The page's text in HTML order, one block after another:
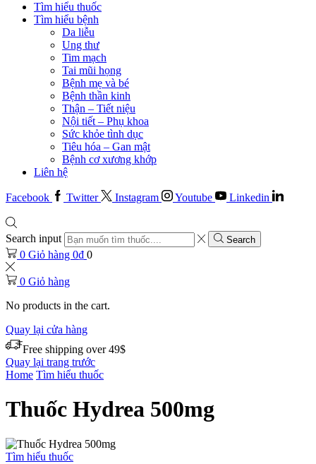
Tìm hiểu thuốc
Tìm hiểu bệnh
Da liễu
Ung thư
Tim mạch
Tai mũi họng
Bệnh mẹ và bé
Bệnh thần kinh
Thận – Tiết niệu
Nội tiết – Phụ khoa
Sức khỏe tình dục
Tiêu hóa – Gan mật
Bệnh cơ xương khớp
Liên hệ
Facebook Twitter Instagram Youtube Linkedin
Search input Search
0 Giỏ hàng 0₫ 0
0 Giỏ hàng
No products in the cart.
Quay lại cửa hàng
Free shipping over 49$
Quay lại trang trước
Home Tìm hiểu thuốc
Thuốc Hydrea 500mg
Tìm hiểu thuốc